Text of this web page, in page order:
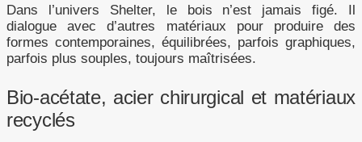
Dans l’univers Shelter, le bois n’est jamais figé. Il
dialogue avec d’autres matériaux pour produire des
formes contemporaines, équilibrées, parfois graphiques,
parfois plus souples, toujours maîtrisées.
Bio-acétate, acier chirurgical et matériaux
recyclés